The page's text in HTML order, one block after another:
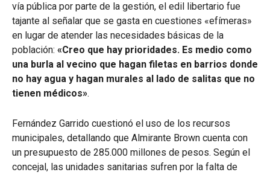
vía pública por parte de la gestión, el edil libertario fue
tajante al señalar que se gasta en cuestiones «efímeras»
en lugar de atender las necesidades básicas de la
población: «Creo que hay prioridades. Es medio como
una burla al vecino que hagan filetas en barrios donde
no hay agua y hagan murales al lado de salitas que no
tienen médicos».
Fernández Garrido cuestionó el uso de los recursos
municipales, detallando que Almirante Brown cuenta con
un presupuesto de 285.000 millones de pesos. Según el
concejal, las unidades sanitarias sufren por la falta de